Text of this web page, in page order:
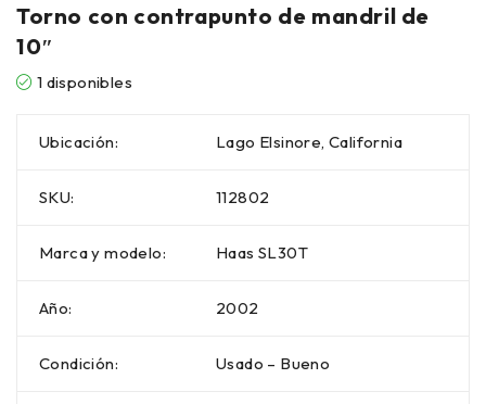
Torno con contrapunto de mandril de
10″
1 disponibles
Ubicación: Lago Elsinore, California
SKU: 112802
Marca y modelo: Haas SL30T
Año: 2002
Condición: Usado – Bueno